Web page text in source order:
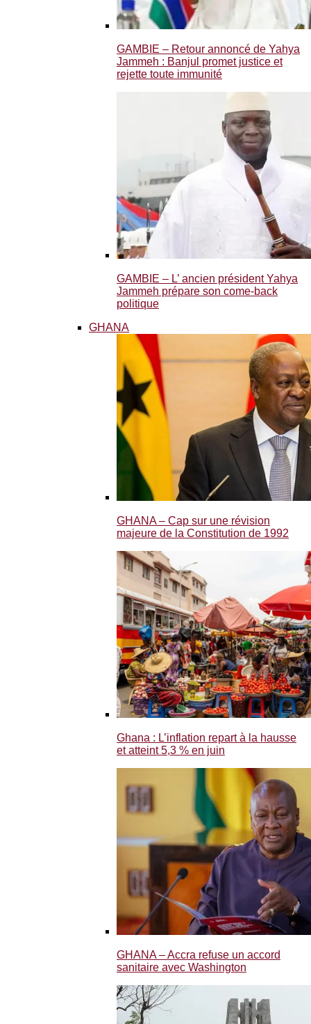
GAMBIE – Retour annoncé de Yahya
Jammeh : Banjul promet justice et
rejette toute immunité
GAMBIE – L’ ancien président Yahya
Jammeh prépare son come-back
politique
GHANA
GHANA – Cap sur une révision
majeure de la Constitution de 1992
Ghana : L’inflation repart à la hausse
et atteint 5,3 % en juin
GHANA – Accra refuse un accord
sanitaire avec Washington